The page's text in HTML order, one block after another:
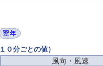
分ごとの値）
風向・風速